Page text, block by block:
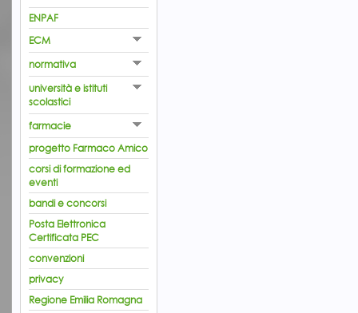
ENPAF
ECM
normativa
università e istituti
scolastici
farmacie
progetto Farmaco Amico
corsi di formazione ed
eventi
bandi e concorsi
Posta Elettronica
Certificata PEC
convenzioni
privacy
Regione Emilia Romagna